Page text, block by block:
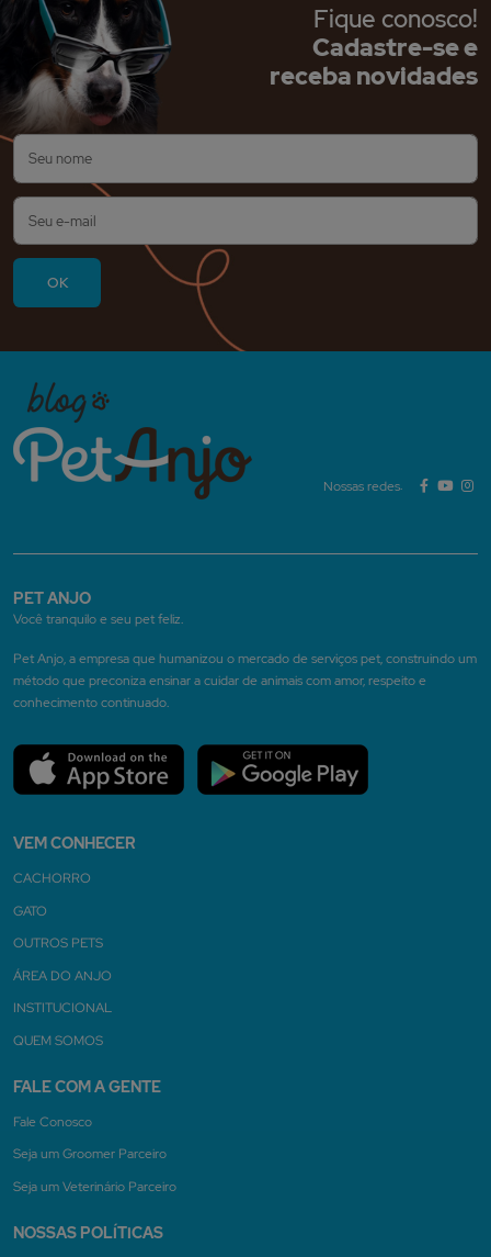
Fique conosco!
Cadastre-se e
receba novidades
Nossas redes:
PET ANJO
Você tranquilo e seu pet feliz.
Pet Anjo, a empresa que humanizou o mercado de serviços pet, construindo um
método que preconiza ensinar a cuidar de animais com amor, respeito e
conhecimento continuado.
VEM CONHECER
CACHORRO
GATO
OUTROS PETS
ÁREA DO ANJO
INSTITUCIONAL
QUEM SOMOS
FALE COM A GENTE
Fale Conosco
Seja um Groomer Parceiro
Seja um Veterinário Parceiro
NOSSAS POLÍTICAS